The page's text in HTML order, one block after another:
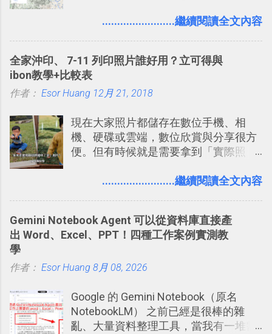
事可以從聊天中記錄重點。 3. 「 有彈性
的軟體則讓同事可以在任何地方和公司
保持聯繫。 如果你需要中文版的同類平
台，可以參考： JANDI 高效率團隊通訊
戶 。 2017/3 新增 ： Sortd for Slack：
改造 Slack 討論串介面變成專案任務排
程看板
入的來聊聊 Google 的「我的地圖」服
線，對商務需求來說可以打造出一張一
張資料地圖（例如我之前在製作一本新
書時建立的「 台灣推薦空拍地點地圖
規劃自助旅行路線！ Google 「我的地
圖」在規劃自助旅行路線時可以解決許
多問題： 國外地點名稱地址常常難懂，
稱。 在規劃路線之外，自訂地圖還能補
時帶來好心情，二方面事後就是最好的
旅遊回憶之一。 自訂地圖還能跟朋友共
旅行地圖。
........................繼續閱讀全文內容
全家沖印、 7-11 列印照片誰好用？立可得與
ibon教學+比較表
作者： Esor Huang 12月 21, 2018
現在大家照片都儲存在數位手機、相
機、硬碟或雲端，數位欣賞與分享很方
便。但有時候就是需要拿到「實際照
要製作家庭相框 用照片來當小禮物 把照
片？而且最好能不花時間、立即拿到、
價格也不貴呢？ 如果家裡沒有印表機
相館，那麼這時候 「便利商店」同樣也
可以立即拿到，操作流程也十分簡單。
之前我在電腦玩物分享過：「 不需買印
表機也免隨身碟， 7-11 全家雲端列印超
........................繼續閱讀全文內容
Gemini Notebook Agent 可以從資料庫直接產
出 Word、Excel、PPT！四種工作案例實測教
學
作者： Esor Huang 8月 08, 2026
Google 的 Gemini Notebook（原名
NotebookLM） 之前已經是很棒的雜
亂、大量資料整理工具，當我有一堆需